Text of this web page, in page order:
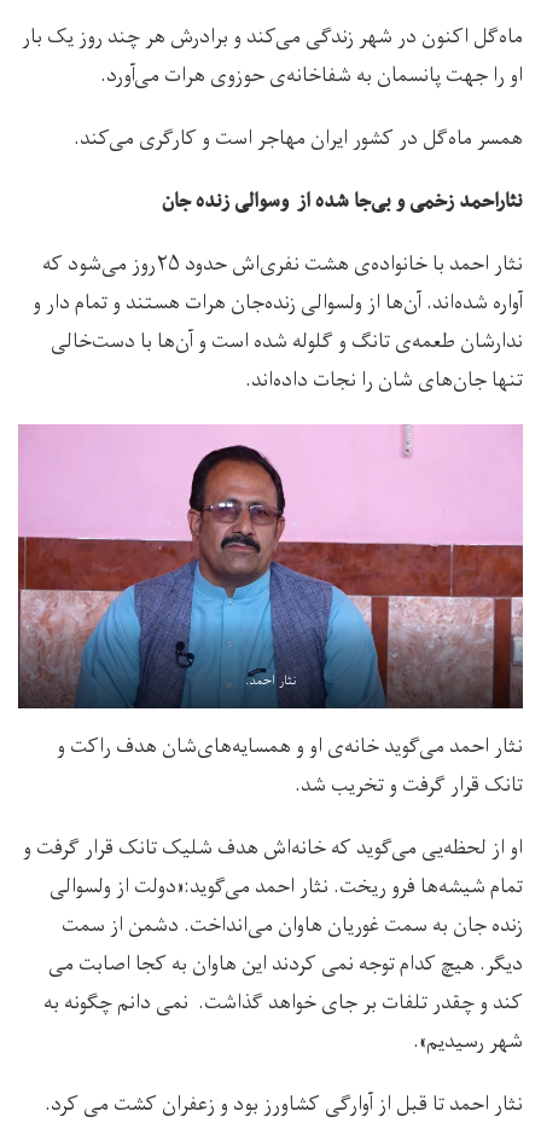
ماه‌گل اکنون در شهر زندگی می‌کند و برادرش هر چند روز یک بار
او را جهت پانسمان به شفاخانه‌ی حوزوی هرات می‌آورد.
همسر ماه‌گل در کشور ایران مهاجر است و کارگری می‌کند.
نثاراحمد زخمی و بی‌جا شده از وسوالی زنده جان
نثار احمد با خانواده‌ی هشت نفری‌اش حدود ۲۵روز می‌شود که
آواره شده‌اند. آن‌ها از ولسوالی زنده‌جان هرات هستند و تمام دار و
ندار‌شان طعمه‌ی تانگ و گلوله شده است و آن‌ها با دست‌خالی
تنها جان‌های شان را نجات داده‌اند.
نثار احمد.
نثار احمد می‌گوید خانه‌ی او و همسایه‌های‌شان هدف راکت و
تانک قرار گرفت و تخریب شد.
او از لحظه‌یی می‌گوید که خانه‌اش هدف شلیک تانک قرار گرفت و
تمام شیشه‌ها فرو ریخت. نثار احمد می‌گوید:«دولت از ولسوالی
زنده جان به سمت غوریان هاوان می‌انداخت. دشمن از سمت
دیگر. هیچ کدام توجه نمی کردند این هاوان به کجا اصابت می
کند و چقدر تلفات بر جای خواهد گذاشت. نمی دانم چگونه به
شهر رسیدیم».
نثار احمد تا قبل از آوارگی کشاورز بود و زعفران کشت می کرد.